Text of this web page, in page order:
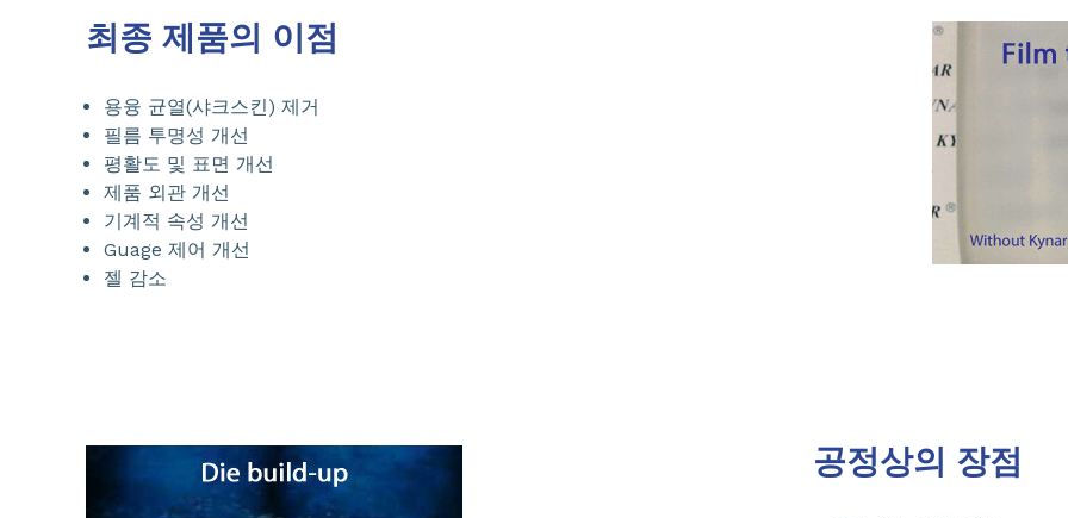
최종 제품의 이점
용융 균열(샤크스킨) 제거
필름 투명성 개선
평활도 및 표면 개선
제품 외관 개선
기계적 속성 개선
Guage 제어 개선
젤 감소
공정상의 장점